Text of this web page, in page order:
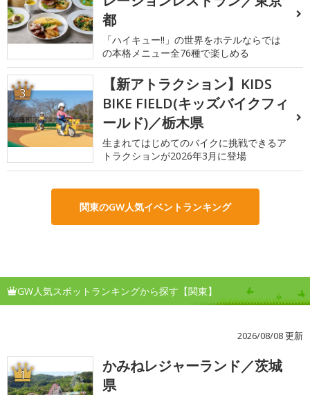
都
「ハイキュー!!」の世界をホテルならでは
の本格メニュー全76種で楽しめる
3
【新アトラクション】KIDS
BIKE FIELD(キッズバイクフィ
ールド)／栃木県
生まれてはじめてのバイクに挑戦できるア
トラクションが2026年3月に登場
関東のGW人気イベントランキング
GW人気スポットランキングから探す【関東】
2026/08/08 更新
1
かみねレジャーランド／茨城
県